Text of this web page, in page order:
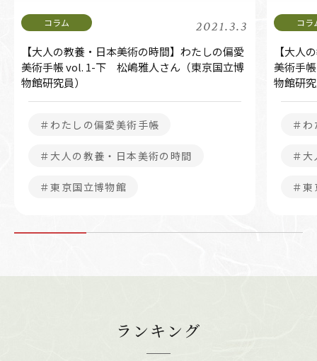
2021.3.3
【大人の教養・日本美術の時間】わたしの偏愛
美術手帳 vol. 1-下 松嶋雅人さん（東京国立博
物館研究員）
＃わたしの偏愛美術手帳
＃大人の教養・日本美術の時間
＃東京国立博物館
【大人
美術手
物館研
＃
＃
＃
ランキング